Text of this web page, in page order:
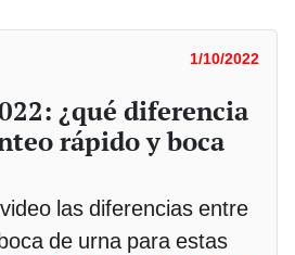
1/10/2022
¿qué diferencia
rápido y boca
las diferencias entre
de urna para estas